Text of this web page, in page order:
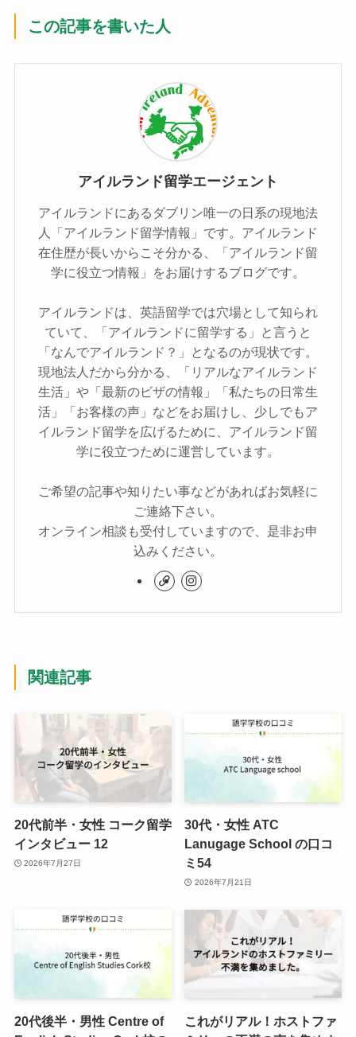
この記事を書いた人
アイルランド留学エージェント
アイルランドにあるダブリン唯一の日系の現地法
人「アイルランド留学情報」です。アイルランド
在住歴が長いからこそ分かる、「アイルランド留
学に役立つ情報」をお届けするブログです。
アイルランドは、英語留学では穴場として知られ
ていて、「アイルランドに留学する」と言うと
「なんでアイルランド？」となるのが現状です。
現地法人だから分かる、「リアルなアイルランド
生活」や「最新のビザの情報」「私たちの日常生
活」「お客様の声」などをお届けし、少しでもア
イルランド留学を広げるために、アイルランド留
学に役立つために運営しています。
ご希望の記事や知りたい事などがあればお気軽に
ご連絡下さい。
オンライン相談も受付していますので、是非お申
込みください。
関連記事
20代前半・女性 コーク留学
インタビュー 12
2026年7月27日
30代・女性 ATC
Lanugage School の口コ
ミ54
2026年7月21日
20代後半・男性 Centre of
これがリアル！ホストファ